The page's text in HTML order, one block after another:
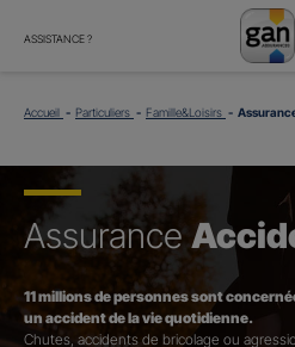
ASSISTANCE ?
Accueil Particuliers Famille&Loisirs
Assurance
11 millions de personnes sont
un accident de la vie quotidienne.
Chutes, accidents de bricolage ou